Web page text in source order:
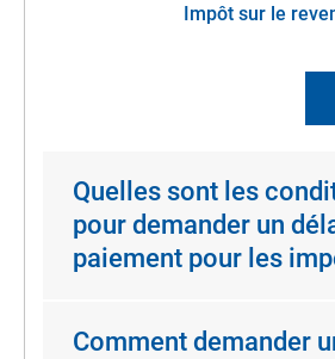
Impôt sur le
Quelles sont les
pour demander un
paiement pour les
Comment demander